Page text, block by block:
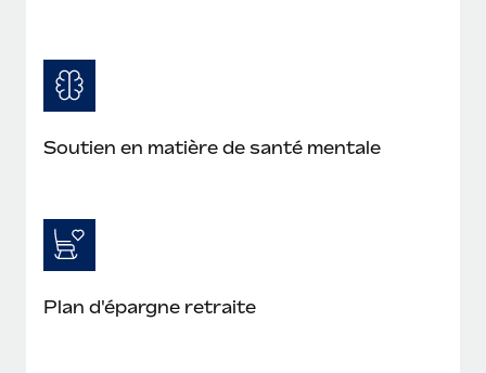
Soutien en matière de santé mentale
Plan d'épargne retraite